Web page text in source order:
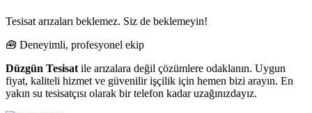
Tesisat arızaları beklemez. Siz de beklemeyin!
🧰 Deneyimli, profesyonel ekip
Düzgün Tesisatile arızalara değil çözümlere odaklanın. Uygun
fiyat, kaliteli hizmet ve güvenilir işçilik için hemen bizi arayın. En
yakın su tesisatçısı olarak bir telefon kadar uzağınızdayız.